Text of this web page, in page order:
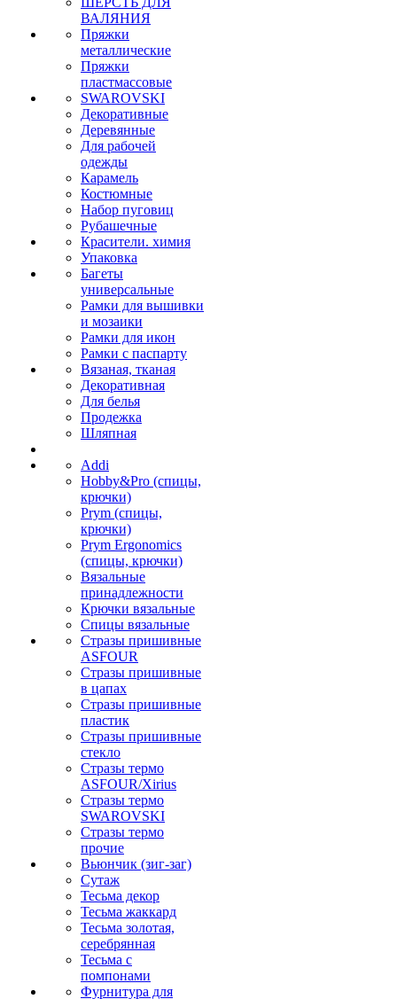
ВАЛЯНИЯ
Пряжки
металлические
Пряжки
пластмассовые
SWAROVSKI
Декоративные
Деревянные
Для рабочей
одежды
Карамель
Костюмные
Набор пуговиц
Рубашечные
Красители. химия
Упаковка
Багеты
универсальные
Рамки для вышивки
и мозаики
Рамки для икон
Рамки с паспарту
Вязаная, тканая
Декоративная
Для белья
Продежка
Шляпная
Addi
Hobby&Pro (спицы,
крючки)
Prym (спицы,
крючки)
Prym Ergonomics
(спицы, крючки)
Вязальные
принадлежности
Крючки вязальные
Спицы вязальные
Стразы пришивные
ASFOUR
Стразы пришивные
в цапах
Стразы пришивные
пластик
Стразы пришивные
стекло
Стразы термо
ASFOUR/Xirius
Стразы термо
SWAROVSKI
Стразы термо
прочие
Вьюнчик (зиг-заг)
Сутаж
Тесьма декор
Тесьма жаккард
Тесьма золотая,
серебрянная
Тесьма с
помпонами
Фурнитура для